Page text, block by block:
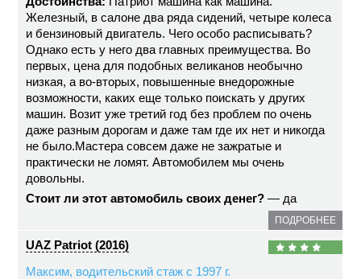
Железный, в салоне два ряда сидений, четыре колеса
и бензиновый двигатель. Чего особо расписывать?
Однако есть у него два главных преимущества. Во
первых, цена для подобных великанов необычно
низкая, а во-вторых, повышенные внедорожные
возможности, каких еще только поискать у других
машин. Возит уже третий год без проблем по очень
даже разным дорогам и даже там где их нет и никогда
не было.Мастера совсем даже не зажратые и
практически не ломят. Автомобилем мы очень
довольны.
Стоит ли этот автомобиль своих денег? — да
ПОДРОБНЕЕ
UAZ Patriot (2016)
Максим, водительский стаж с 1997 г.